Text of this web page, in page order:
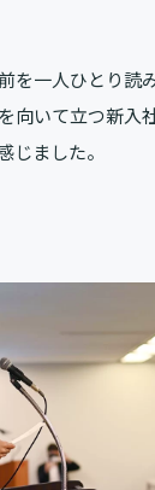
を一人ひとり読
向いて立つ新入
じました。